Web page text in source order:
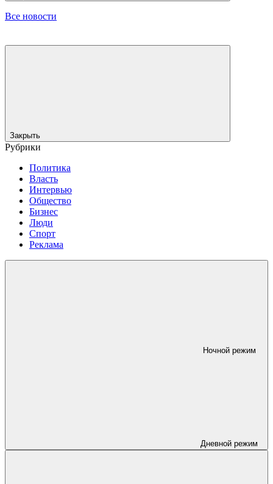
Все новости
Закрыть
Рубрики
Политика
Власть
Интервью
Общество
Бизнес
Люди
Спорт
Реклама
Ночной режим
Дневной режим